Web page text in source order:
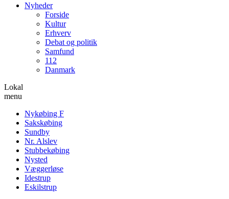
Nyheder
Forside
Kultur
Erhverv
Debat og politik
Samfund
112
Danmark
Lokal
menu
Nykøbing F
Sakskøbing
Sundby
Nr. Alslev
Stubbekøbing
Nysted
Væggerløse
Idestrup
Eskilstrup